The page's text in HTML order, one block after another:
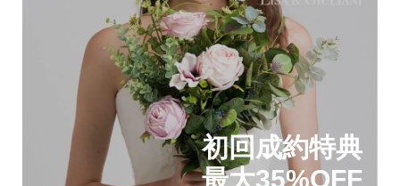
初回成約特典
最大35%OFF